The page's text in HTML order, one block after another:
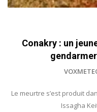
Conakry : un
Le meurtre s’est produit
Issagha